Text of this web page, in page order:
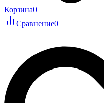
Корзина0
Сравнение0